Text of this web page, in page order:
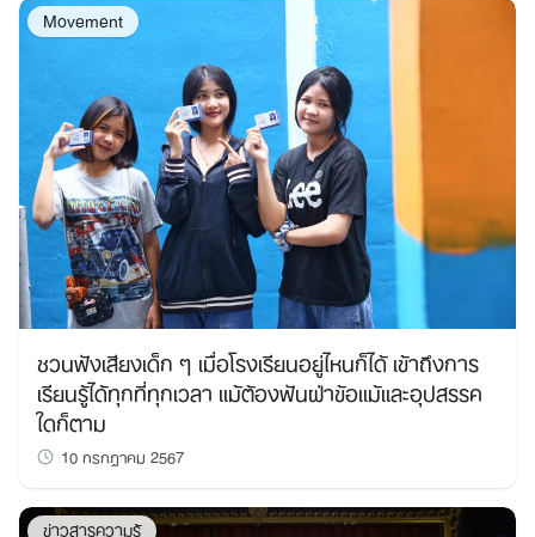
Movement
ชวนฟังเสียงเด็ก ๆ เมื่อโรงเรียนอยู่ไหนก็ได้ เข้าถึงการ
เรียนรู้ได้ทุกที่ทุกเวลา แม้ต้องฟันฝ่าข้อแม้และอุปสรรค
ใดก็ตาม
10 กรกฎาคม 2567
ข่าวสารความรู้